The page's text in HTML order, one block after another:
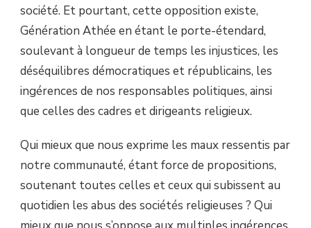
société. Et pourtant, cette opposition existe,
Génération Athée en étant le porte-étendard,
soulevant à longueur de temps les injustices, les
déséquilibres démocratiques et républicains, les
ingérences de nos responsables politiques, ainsi
que celles des cadres et dirigeants religieux.
Qui mieux que nous exprime les maux ressentis par
notre communauté, étant force de propositions,
soutenant toutes celles et ceux qui subissent au
quotidien les abus des sociétés religieuses ? Qui